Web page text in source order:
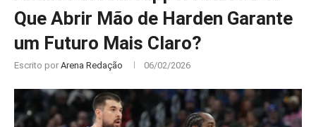
Que Abrir Mão de Harden Garante
um Futuro Mais Claro?
Escrito por Arena Redação 06/02/2026